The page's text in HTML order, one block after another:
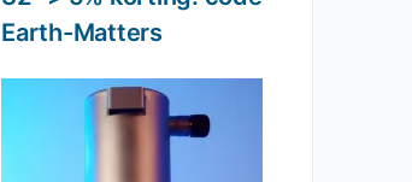
Earth-Matters